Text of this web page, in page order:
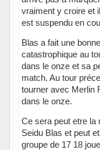
vraiment y croire et
est suspendu en
Blas a fait une
catastrophique au
dans le onze et sa
match. Au tour
tourner avec Merlin
dans le onze.
Ce sera peut etre la
Seidu Blas et peut
groupe de 17 18